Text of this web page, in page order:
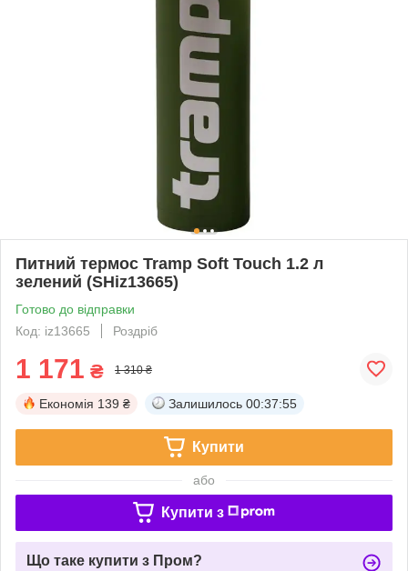
Питний термос Tramp Soft Touch 1.2 л
зелений (SHiz13665)
Готово до відправки
Код: iz13665
Роздріб
1 171 ₴ 1 310 ₴
Економія 139 ₴ Залишилось 00:37:55
Купити
або
Купити з
Що таке купити з Пром?